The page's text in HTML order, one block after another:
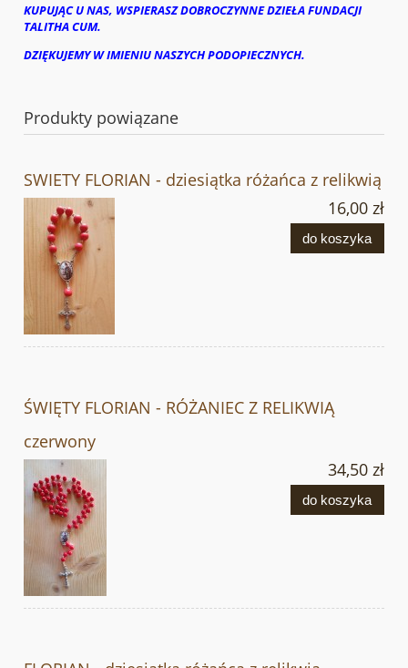
KUPUJĄC U NAS, WSPIERASZ DOBROCZYNNE DZIEŁA FUNDACJI
TALITHA CUM.
DZIĘKUJEMY W IMIENIU NASZYCH PODOPIECZNYCH.
Produkty powiązane
SWIETY FLORIAN - dziesiątka różańca z relikwią
16,00 zł
do koszyka
ŚWIĘTY FLORIAN - RÓŻANIEC Z RELIKWIĄ
czerwony
34,50 zł
do koszyka